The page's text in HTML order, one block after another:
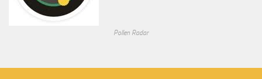
Pollen Radar